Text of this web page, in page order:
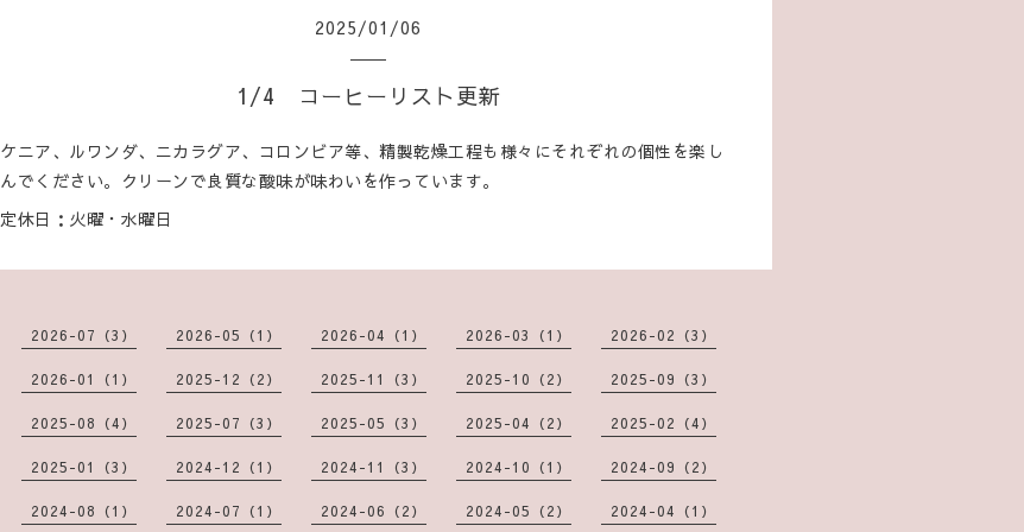
2025/01 /06
1/4 コーヒーリスト更新
ケニア、ルワンダ、ニカラグア、コロンビア等、精製乾燥工程も様々にそれぞれの個性を楽し
んでください。クリーンで良質な酸味が味わいを作っています。
定休日：火曜・水曜日
2026-07（3） 2026-05（1） 2026-04（1） 2026-03（1） 2026-02（3）
2026-01（1） 2025-12（2） 2025-11（3） 2025-10（2） 2025-09（3）
2025-08（4） 2025-07（3） 2025-05（3） 2025-04（2） 2025-02（4）
2025-01（3） 2024-12（1） 2024-11（3） 2024-10（1） 2024-09（2）
2024-08（1） 2024-07（1） 2024-06（2） 2024-05（2） 2024-04（1）